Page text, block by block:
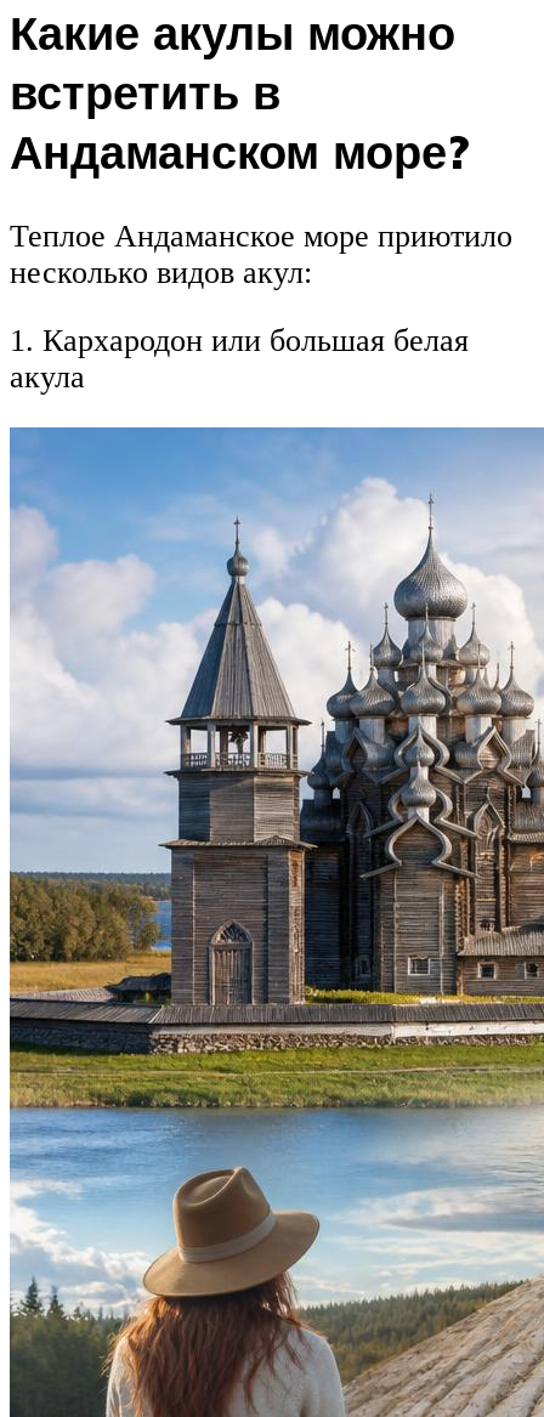
Какие акулы можно
встретить в
Андаманском море?
Теплое Андаманское море приютило
несколько видов акул:
1. Кархародон или большая белая
акула